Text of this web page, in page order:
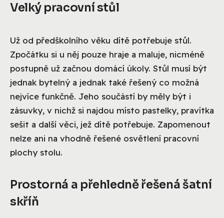
Velký pracovní stůl
Už od předškolního věku dítě potřebuje stůl.
Zpočátku si u něj pouze hraje a maluje, nicméně
postupně už začnou domácí úkoly. Stůl musí být
jednak bytelný a jednak také řešený co možná
nejvíce funkčně. Jeho součástí by měly být i
zásuvky, v nichž si najdou místo pastelky, pravítka
sešit a další věci, jež dítě potřebuje. Zapomenout
nelze ani na vhodně řešené osvětlení pracovní
plochy stolu.
Prostorná a přehledně řešená šatní
skříň